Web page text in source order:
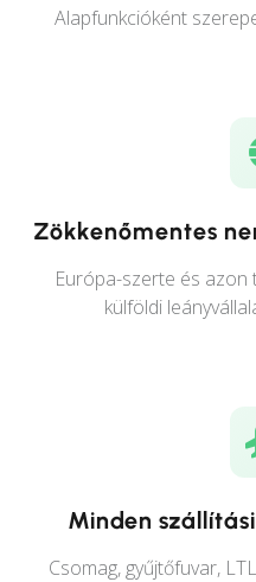
Alapfunkcióként
Zökkenőmentes
Európa-szerte és azon
külföldi
Minden
Csomag, gyűjtőfuvar,